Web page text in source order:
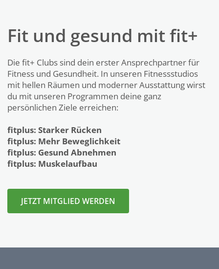
Fit und gesund mit fit+
Die fit+ Clubs sind dein erster Ansprechpartner für
Fitness und Gesundheit. In unseren Fitnessstudios
mit hellen Räumen und moderner Ausstattung wirst
du mit unseren Programmen deine ganz
persönlichen Ziele erreichen:
fitplus: Starker Rücken
fitplus: Mehr Beweglichkeit
fitplus: Gesund Abnehmen
fitplus: Muskelaufbau
JETZT MITGLIED WERDEN